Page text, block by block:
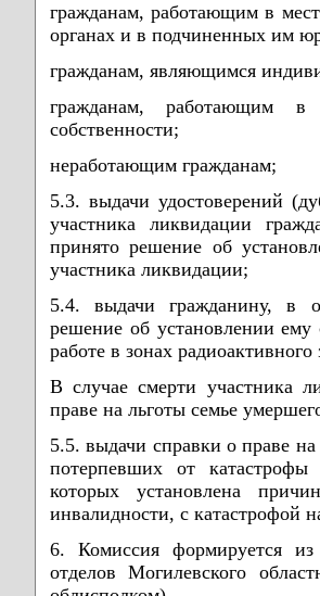
гражданам, работающим в
органах и в подчиненных им
гражданам, являющимся
гражданам, работающим
собственности;
неработающим гражданам;
5.3. выдачи удостоверений
участника ликвидации
принято решение об
участника ликвидации;
5.4. выдачи гражданину, в
решение об установлении ему
работе в зонах радиоактивного
В случае смерти участника
праве на льготы семье
5.5. выдачи справки о праве
потерпевших от
которых установлена
инвалидности, с катастрофой
6. Комиссия формируется из
отделов Могилевского